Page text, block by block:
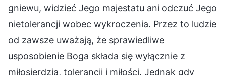
gniewu, widzieć Jego majestatu ani odczuć Jego
nietolerancji wobec wykroczenia. Przez to ludzie
od zawsze uważają, że sprawiedliwe
usposobienie Boga składa się wyłącznie z
miłosierdzia, tolerancji i miłości. Jednak gdy